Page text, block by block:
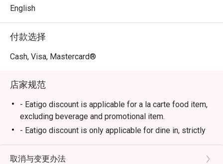
让这家酒店酒吧亲切得像您最爱的街角小馆。
⭐ Google 评分：4.8 (根据评论)
适合情侣的私密约会、下班后的小酌时光，或一个人的精
致独处。
English
付款选择
Cash, Visa, Mastercard®
店家规范
- Eatigo discount is applicable for a la carte food item,
excluding beverage and promotional item.
- Eatigo discount is only applicable for dine in, strictly
NOT for takeaway.
- Eatigo discount apply to the number of people stated
取消与变更办法